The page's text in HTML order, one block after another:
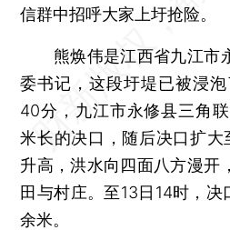
信群中招呼大家上圩抢险。
熊焕伟是江西省九江市
委书记，这段圩堤已被浸
40分，九江市永修县三角
米长的决口，随后决口扩
升高，洪水向四面八方漫开
田与村庄。至13日14时，
余米。